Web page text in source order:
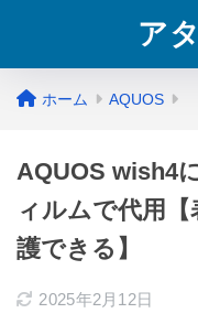
ア
ホーム AQUOS
AQUOS wish4
ィルムで代用
護できる】
2025年2月12日